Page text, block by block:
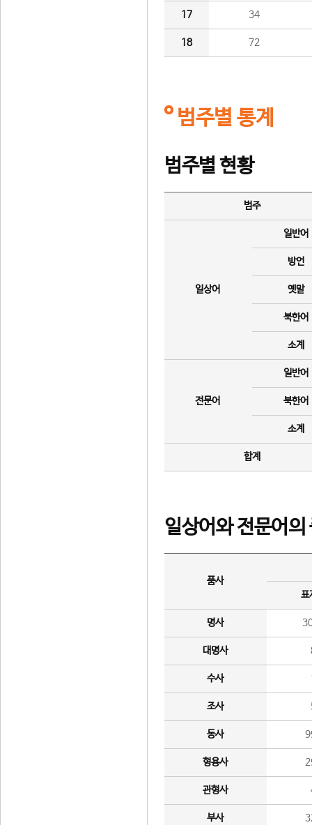
17 34
18 72
범주별 통계
범주별 현황
범주
일상어
일반어
방언
옛말
북한어
소계
전문어
일반어
북한어
소계
합계
일상어와 전문어의
품사
표
명사
대명사
수사
조사
동사
형용사
관형사
부사